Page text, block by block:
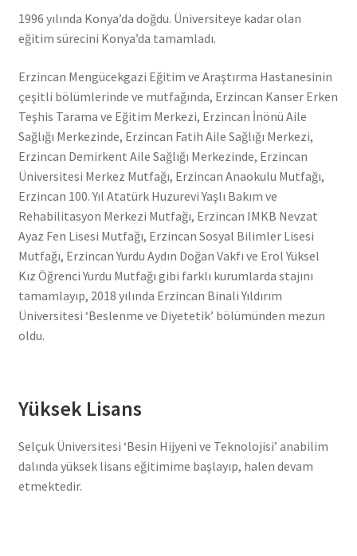
1996 yılında Konya’da doğdu. Üniversiteye kadar olan
eğitim sürecini Konya’da tamamladı.
Erzincan Mengücekgazi Eğitim ve Araştırma Hastanesinin
çeşitli bölümlerinde ve mutfağında, Erzincan Kanser Erken
Teşhis Tarama ve Eğitim Merkezi, Erzincan İnönü Aile
Sağlığı Merkezinde, Erzincan Fatih Aile Sağlığı Merkezi,
Erzincan Demirkent Aile Sağlığı Merkezinde, Erzincan
Üniversitesi Merkez Mutfağı, Erzincan Anaokulu Mutfağı,
Erzincan 100. Yıl Atatürk Huzurevi Yaşlı Bakım ve
Rehabilitasyon Merkezi Mutfağı, Erzincan IMKB Nevzat
Ayaz Fen Lisesi Mutfağı, Erzincan Sosyal Bilimler Lisesi
Mutfağı, Erzincan Yurdu Aydın Doğan Vakfı ve Erol Yüksel
Kız Öğrenci Yurdu Mutfağı gibi farklı kurumlarda stajını
tamamlayıp, 2018 yılında Erzincan Binali Yıldırım
Üniversitesi ‘Beslenme ve Diyetetik’ bölümünden mezun
oldu.
Yüksek Lisans
Selçuk Üniversitesi ‘Besin Hijyeni ve Teknolojisi’ anabilim
dalında yüksek lisans eğitimime başlayıp, halen devam
etmektedir.